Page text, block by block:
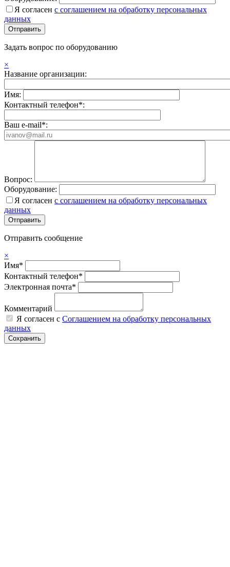
Я согласен с соглашением на обработку персональных
данных
Задать вопрос по оборудованию
×
Название организации:
Имя:
Контактный телефон*:
Ваш e-mail*:
Вопрос:
Оборудование:
Я согласен с соглашением на обработку персональных
данных
Отправить сообщение
×
Имя*
Контактный телефон*
Электронная почта*
Комментарий
Я согласен с Соглашением на обработку персональных
данных